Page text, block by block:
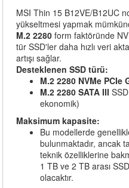
MSI Thin 15 B12VE/B12UC
yükseltmesi yapmak
M.2 2280 form faktöründe
tür SSD'ler daha hızlı veri
artışı sağlar.
Desteklenen SSD türü:
M.2 2280 NVMe PCIe
M.2 2280 SATA III
ekonomik)
Maksimum kapasite:
Bu modellerde
bulunmaktadır, ancak
teknik özelliklerine
1 TB ve 2 TB arası
olacaktır.